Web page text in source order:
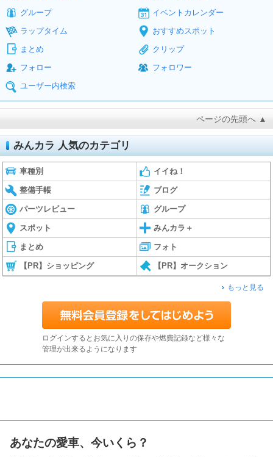
グループ
イベントカレンダー
ラップタイム
おすすめスポット
まとめ
クリップ
フォロー
フォロワー
ユーザー内検索
ページの先頭へ ▲
みんカラ 人気のカテゴリ
車種別 イイね！
整備手帳 ブログ
パーツレビュー グループ
スポット みんカラ＋
まとめ フォト
【PR】ショッピング 【PR】オークション
もっと見る
ログインするとお気に入りの保存や燃費記録など様々な
管理が出来るようになります
あなたの愛車、今いくら？